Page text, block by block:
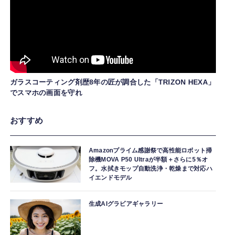
ガラスコーティング剤歴8年の匠が調合した「TRIZON HEXA」
でスマホの画面を守れ
おすすめ
Amazonプライム感謝祭で高性能ロボット掃
除機MOVA P50 Ultraが半額＋さらに5％オ
フ。水拭きモップ自動洗浄・乾燥まで対応ハ
イエンドモデル
生成AIグラビアギャラリー